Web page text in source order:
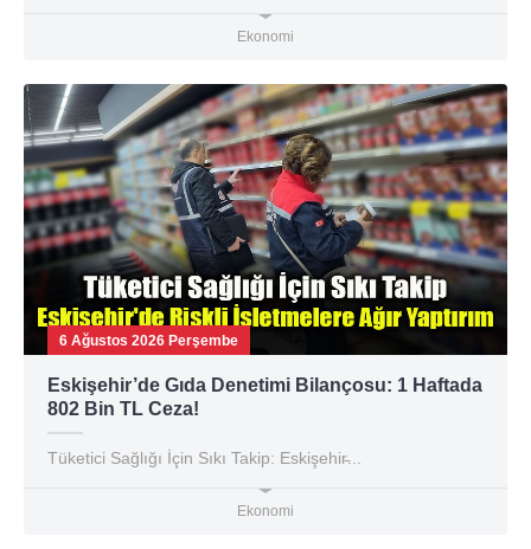
Ekonomi
6 Ağustos 2026 Perşembe
Eskişehir’de Gıda Denetimi Bilançosu: 1 Haftada
802 Bin TL Ceza!
Tüketici Sağlığı İçin Sıkı Takip: Eskişehir̵...
Ekonomi